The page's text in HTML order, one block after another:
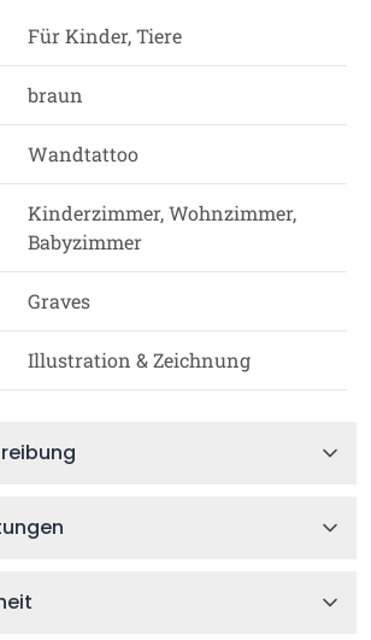
Für Kinder, Tiere
braun
Wandtattoo
Kinderzimmer, Wohnzimmer,
Babyzimmer
Graves
Illustration & Zeichnung